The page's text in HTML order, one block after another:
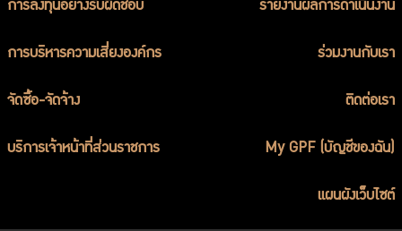
การลงทุนอย่างรับผิดชอบ รายงานผลการดำเนินงาน
การบริหารความเสี่ยงองค์กร ร่วมงานกับเรา
จัดซื้อ-จัดจ้าง ติดต่อเรา
บริการเจ้าหน้าที่ส่วนราชการ My GPF (บัญชีของฉัน)
แผนผังเว็บไซต์